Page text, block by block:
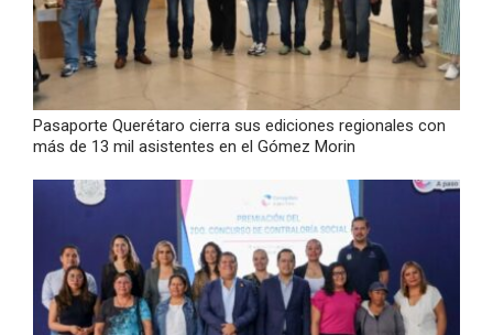
Pasaporte Querétaro cierra sus ediciones regionales con
más de 13 mil asistentes en el Gómez Morin